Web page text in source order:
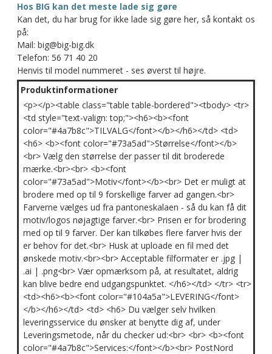
Hos BIG kan det meste lade sig gøre
Kan det, du har brug for ikke lade sig gøre her, så kontakt os
på:
Mail: big@big-big.dk
Telefon: 56 71 40 20
Henvis til model nummeret - ses øverst til højre.
Produktinformationer
<p></p><table class="table table-bordered"><tbody> <tr>
<td style="text-valign: top;"><h6><b><font
color="#4a7b8c">TILVALG</font></b></h6></td> <td>
<h6> <b><font color="#73a5ad">Størrelse</font></b>
<br> Vælg den størrelse der passer til dit broderede
mærke.<br><br> <b><font
color="#73a5ad">Motiv</font></b><br> Det er muligt at
brodere med op til 9 forskellige farver ad gangen.<br>
Farverne vælges ud fra pantoneskalaen - så du kan få dit
motiv/logos nøjagtige farver.<br> Prisen er for brodering
med op til 9 farver. Der kan tilkøbes flere farver hvis der
er behov for det.<br> Husk at uploade en fil med det
ønskede motiv.<br><br> Acceptable filformater er .jpg |
.ai | .png<br> Vær opmærksom på, at resultatet, aldrig
kan blive bedre end udgangspunktet. </h6></td> </tr> <tr>
<td><h6><b><font color="#104a5a">LEVERING</font>
</b></h6></td> <td> <h6> Du vælger selv hvilken
leveringsservice du ønsker at benytte dig af, under
Leveringsmetode, når du checker ud:<br> <br> <b><font
color="#4a7b8c">Services:</font></b><br> PostNord